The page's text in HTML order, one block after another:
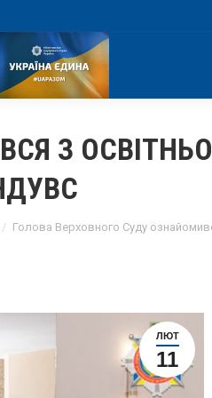
З
Голова Верховного Суду
ЛЮТ
11